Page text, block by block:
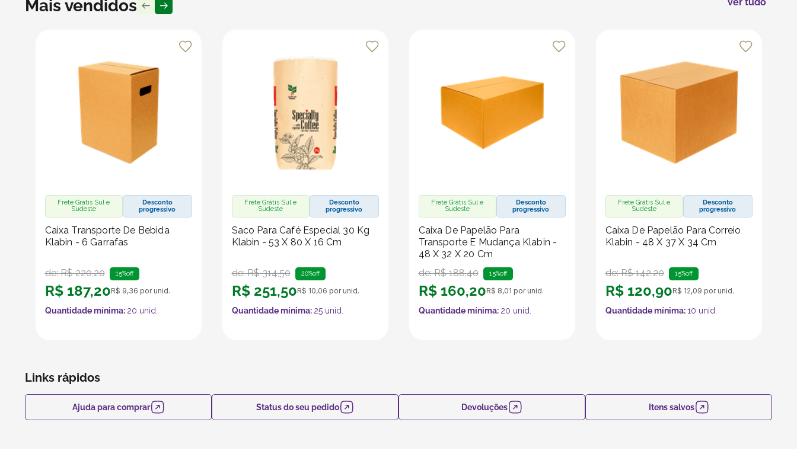
Frete Grátis Sul e
Sudeste
Desconto
progressivo
Caixa Transporte De Bebida
Klabin - 6 Garrafas
de:R$ 220,20 15%off
R$ 187,20R$ 9,36 por unid.
Quantidade mínima: 20 unid.
Frete Grátis Sul e
Sudeste
Desconto
progressivo
Saco Para Café Especial 30 Kg
Klabin - 53 X 80 X 16 Cm
de:R$ 314,50 20%off
R$ 251,50R$ 10,06 por unid.
Quantidade mínima: 25unid.
Frete Grátis Sul e
Sudeste
Desconto
progressivo
Caixa De Papelão Para
Transporte E Mudança Klabin -
48 X 32 X 20 Cm
de:R$ 188,40 15%off
R$ 160,20R$ 8,01 por unid.
Quantidade mínima: 20 unid.
Frete Grátis Sul e
Sudeste
Desconto
progressivo
Caixa De Papelão Para Correio
Klabin - 48 X 37 X 34 Cm
de:R$ 142,20 15%off
R$ 120,90R$ 12,09 por unid.
Quantidade mínima:10 unid.
Mais vendidos
Links rápidos
Ajuda para comprar Status do seu pedido Devoluções Itens salvos